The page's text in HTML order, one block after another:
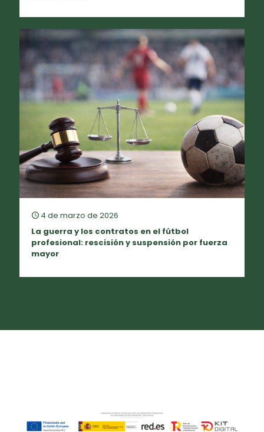
4 de marzo de 2026
La guerra y los contratos en el fútbol
profesional: rescisión y suspensión por fuerza
mayor